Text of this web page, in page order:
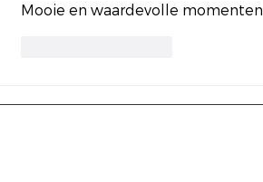
Mooie en waardevolle momenten.